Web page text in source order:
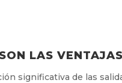
LAS
significativa de las